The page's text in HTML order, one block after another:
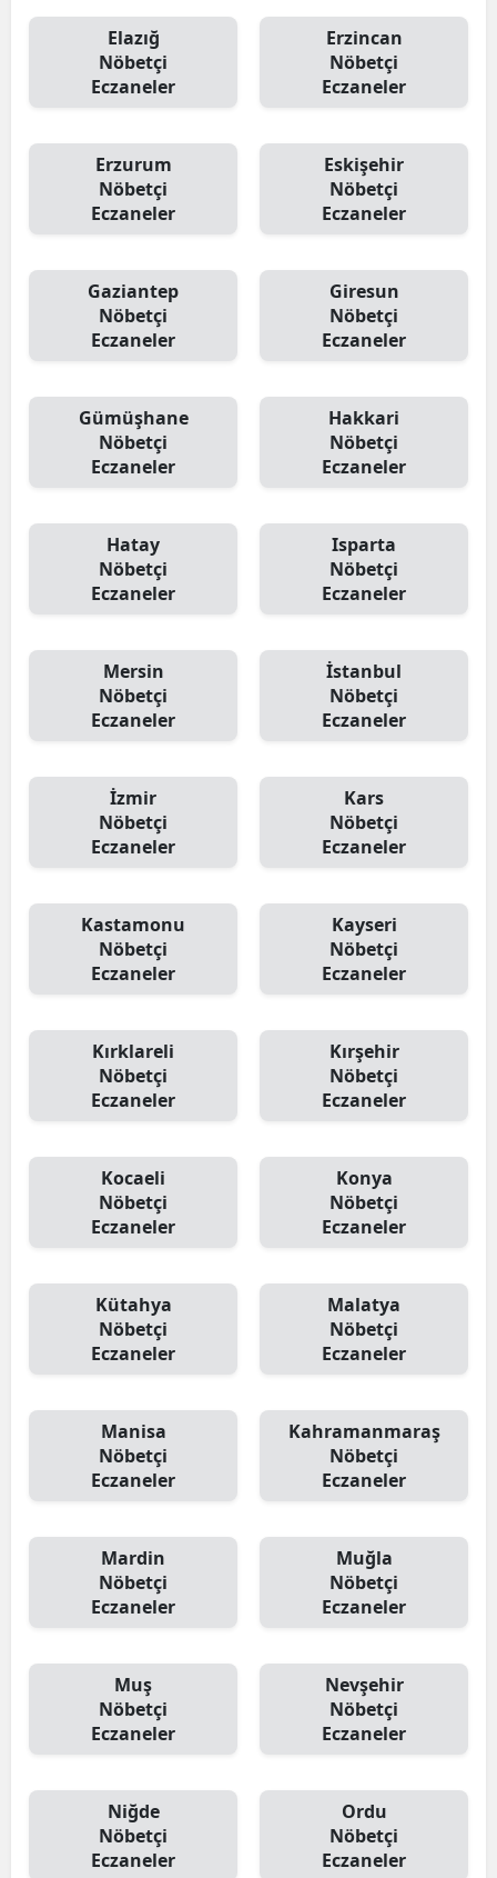
Elazığ
Nöbetçi
Eczaneler
Erzincan
Nöbetçi
Eczaneler
Erzurum
Nöbetçi
Eczaneler
Eskişehir
Nöbetçi
Eczaneler
Gaziantep
Nöbetçi
Eczaneler
Giresun
Nöbetçi
Eczaneler
Gümüşhane
Nöbetçi
Eczaneler
Hakkari
Nöbetçi
Eczaneler
Hatay
Nöbetçi
Eczaneler
Isparta
Nöbetçi
Eczaneler
Mersin
Nöbetçi
Eczaneler
İstanbul
Nöbetçi
Eczaneler
İzmir
Nöbetçi
Eczaneler
Kars
Nöbetçi
Eczaneler
Kastamonu
Nöbetçi
Eczaneler
Kayseri
Nöbetçi
Eczaneler
Kırklareli
Nöbetçi
Eczaneler
Kırşehir
Nöbetçi
Eczaneler
Kocaeli
Nöbetçi
Eczaneler
Konya
Nöbetçi
Eczaneler
Kütahya
Nöbetçi
Eczaneler
Malatya
Nöbetçi
Eczaneler
Manisa
Nöbetçi
Eczaneler
Kahramanmaraş
Nöbetçi
Eczaneler
Mardin
Nöbetçi
Eczaneler
Muğla
Nöbetçi
Eczaneler
Muş
Nöbetçi
Eczaneler
Nevşehir
Nöbetçi
Eczaneler
Niğde
Nöbetçi
Eczaneler
Ordu
Nöbetçi
Eczaneler